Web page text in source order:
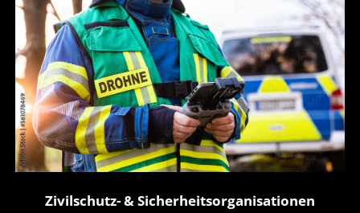
Zivilschutz- & Sicherheitsorganisationen